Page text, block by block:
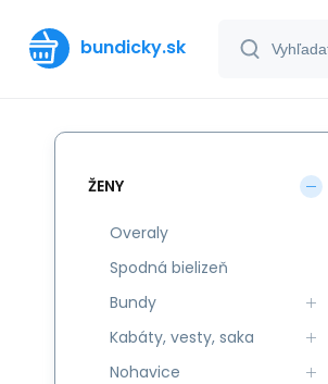
bundicky.sk
ŽENY
Overaly
Spodná bielizeň
Bundy
Kabáty, vesty, saka
Nohavice